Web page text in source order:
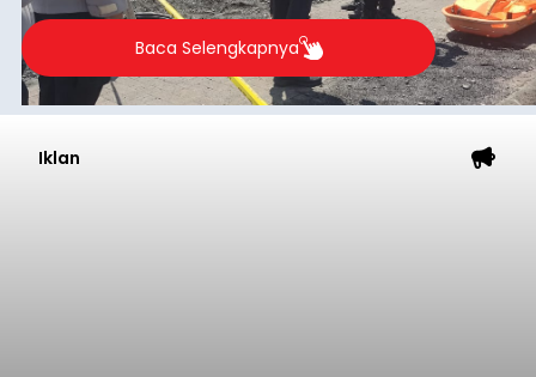
Baca Selengkapnya
Iklan